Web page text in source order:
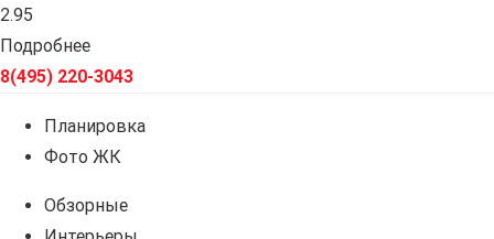
2.95
Подробнее
8(495) 220-3043
Планировка
Фото ЖК
Обзорные